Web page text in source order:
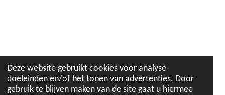
Deze website gebruikt cookies voor analyse-
doeleinden en/of het tonen van advertenties. Door
gebruik te blijven maken van de site gaat u hiermee